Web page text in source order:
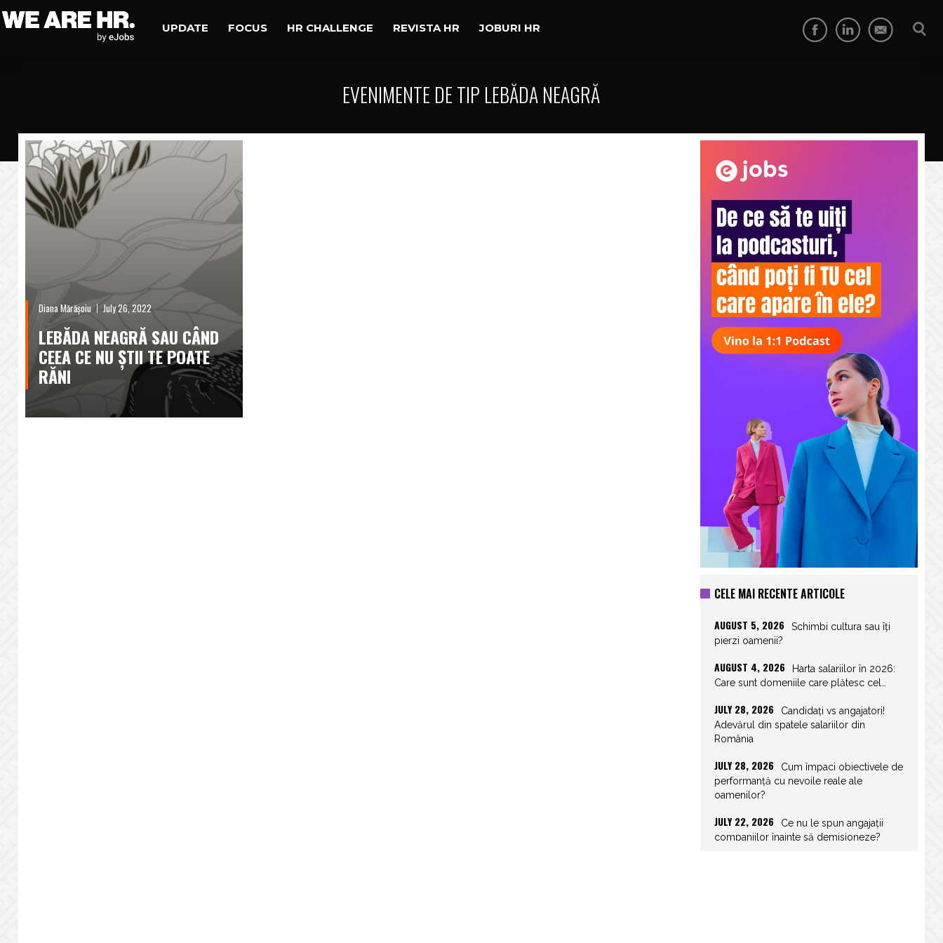
UPDATE FOCUS HR CHALLENGE REVISTA HR JOBURI HR
EVENIMENTE DE TIP LEBĂDA NEAGRĂ
Diana Mărășoiu July 26, 2022
LEBĂDA NEAGRĂ SAU CÂND
CEEA CE NU ȘTII TE POATE
RĂNI
CELE MAI RECENTE ARTICOLE
AUGUST 5, 2026
Schimbi cultura sau îți
pierzi oamenii?
AUGUST 4, 2026
Harta salariilor în 2026:
Care sunt domeniile care plătesc cel…
JULY 28, 2026
Candidați vs angajatori!
Adevărul din spatele salariilor din
România
JULY 28, 2026
Cum împaci obiectivele de
performanță cu nevoile reale ale
oamenilor?
JULY 22, 2026
Ce nu le spun angajații
companiilor înainte să demisioneze?